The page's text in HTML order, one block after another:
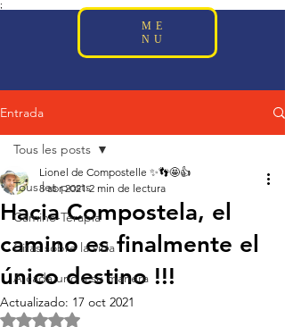
;
ME
NU
Entrada
Tous les posts
Camino-Terapia
Citas sobre la vida
A cada uno a su manera
Tous les posts
Hacia Compostela, el
camino es finalmente el
único destino !!!
Lionel de Compostelle ✨👣🤩👍
8 abr 2021 2 min de lectura
Actualizado: 17 oct 2021
Obtuvo NaN de 5 estrellas.